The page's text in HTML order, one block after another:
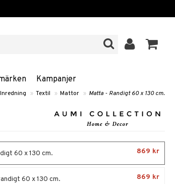
Kampanjer
» Textil » Mattor » Matta - Randigt 60 x 130 cm.
60 x 130 cm. 869 kr
60 x 130 cm. 869 kr